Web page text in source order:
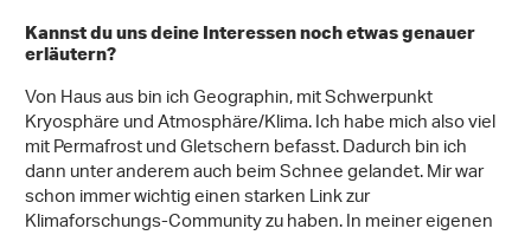
Kannst du uns deine Interessen noch etwas genauer
erläutern?
Von Haus aus bin ich Geographin, mit Schwerpunkt
Kryosphäre und Atmosphäre/Klima. Ich habe mich also viel
mit Permafrost und Gletschern befasst. Dadurch bin ich
dann unter anderem auch beim Schnee gelandet. Mir war
schon immer wichtig einen starken Link zur
Klimaforschungs-Community zu haben. In meiner eigenen